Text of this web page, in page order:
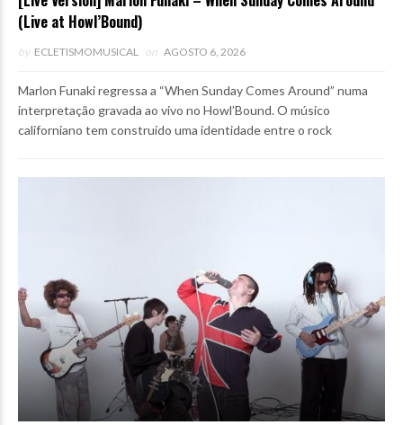
(Live at Howl’Bound)
by ECLETISMOMUSICAL on AGOSTO 6, 2026
Marlon Funaki regressa a “When Sunday Comes Around” numa
interpretação gravada ao vivo no Howl’Bound. O músico
californiano tem construído uma identidade entre o rock